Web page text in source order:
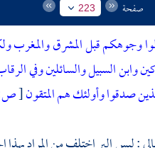
صفحة 223
وجوهكم قبل المشرق والمغرب
وابن السبيل والسائلين وفي
صدقوا وأولئك هم المتقون[